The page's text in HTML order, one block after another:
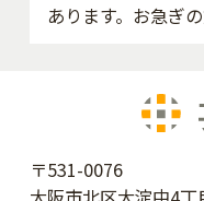
あります。お急ぎ
〒531-0076